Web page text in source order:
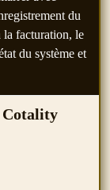
du
la facturation, le
du système et
Cotality